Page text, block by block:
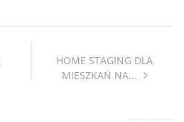
HOME STAGING DLA
MIESZKAŃ NA...